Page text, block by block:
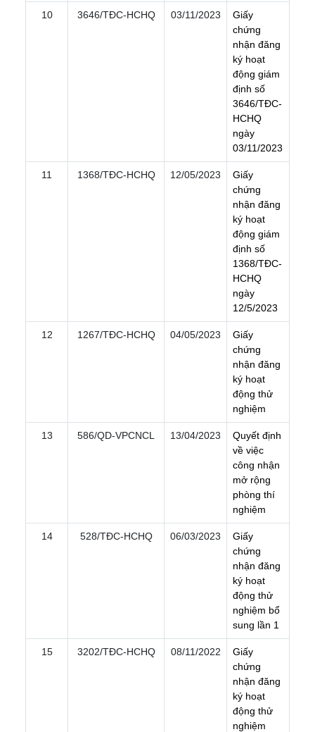
10 3646/TÐC-HCHQ 03/11/2023 Giấy
chứng
nhận đăng
ký hoạt
động giám
định số
3646/TĐC-
HCHQ
ngày
03/11/2023
11 1368/TÐC-HCHQ 12/05/2023 Giấy
chứng
nhận đăng
ký hoạt
động giám
định số
1368/TĐC-
HCHQ
ngày
1 2/5/2023
12 1267/TÐC-HCHQ 04/05/2023 Giấy
chứng
nhận đăng
ký hoạt
động thử
nghiệm
13 586/QD-VPCNCL 13/04/2023 Quyết định
về việc
công nhận
mở rộng
phòng thí
nghiệm
14 528/TÐC-HCHQ 06/03/2023 Giấy
chứng
nhận đăng
ký hoạt
động thử
nghiệm bổ
sung lần 1
15 3202/TÐC-HCHQ 08/11/2022 Giấy
chứng
nhận đăng
ký hoạt
động thử
nghiệm